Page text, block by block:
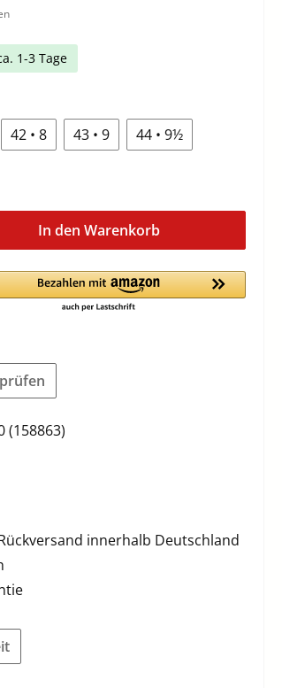
1-3 Tage
42 • 8 43 • 9
44 • 9½
In den Warenkorb
(158863)
innerhalb Deutschland